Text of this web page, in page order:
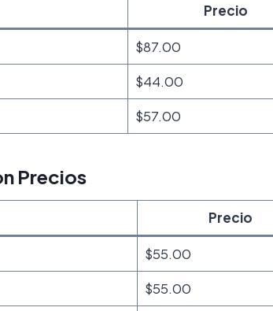
Precio
$87.00
$44.00
$57.00
Precios
Precio
$55.00
$55.00